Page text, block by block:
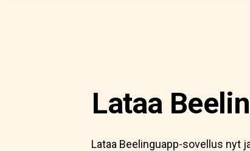
Lataa
Lataa Beelinguapp-sovellus nyt